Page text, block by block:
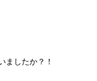
ましたか？！